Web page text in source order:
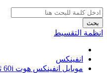
بحث
انظمة التقسيط
انفينكس